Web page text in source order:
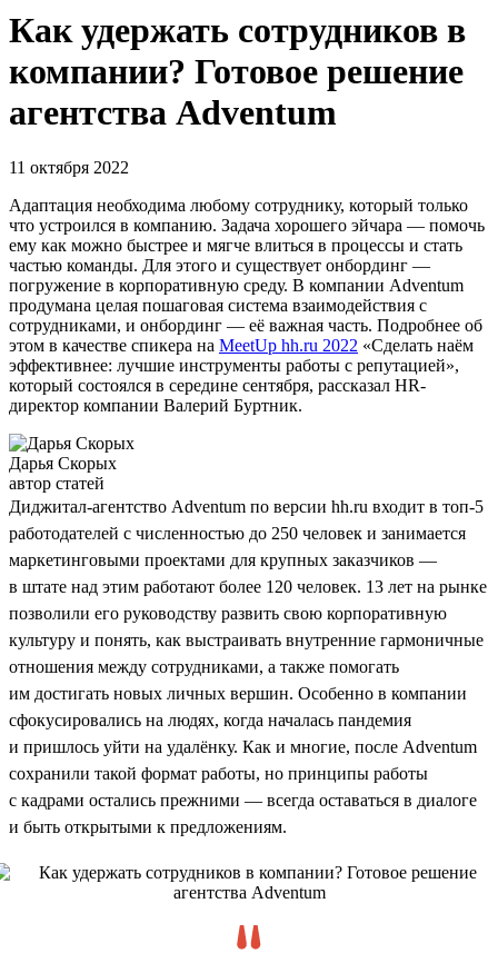
Как удержать сотрудников в
компании? Готовое решение
агентства Adventum
11 октября 2022
Адаптация необходима любому сотруднику, который только
что устроился в компанию. Задача хорошего эйчара — помочь
ему как можно быстрее и мягче влиться в процессы и стать
частью команды. Для этого и существует онбординг —
погружение в корпоративную среду. В компании Adventum
продумана целая пошаговая система взаимодействия с
сотрудниками, и онбординг — её важная часть. Подробнее об
этом в качестве спикера на MeetUp hh.ru 2022 «Сделать наём
эффективнее: лучшие инструменты работы с репутацией»,
который состоялся в середине сентября, рассказал HR-
директор компании Валерий Буртник.
Дарья Скорых
автор статей
Диджитал-агентство Adventum по версии hh.ru входит в топ-5
работодателей с численностью до 250 человек и занимается
маркетинговыми проектами для крупных заказчиков —
в штате над этим работают более 120 человек. 13 лет на рынке
позволили его руководству развить свою корпоративную
культуру и понять, как выстраивать внутренние гармоничные
отношения между сотрудниками, а также помогать
им достигать новых личных вершин. Особенно в компании
сфокусировались на людях, когда началась пандемия
и пришлось уйти на удалёнку. Как и многие, после Adventum
сохранили такой формат работы, но принципы работы
с кадрами остались прежними — всегда оставаться в диалоге
и быть открытыми к предложениям.